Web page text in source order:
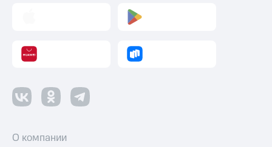
О компании